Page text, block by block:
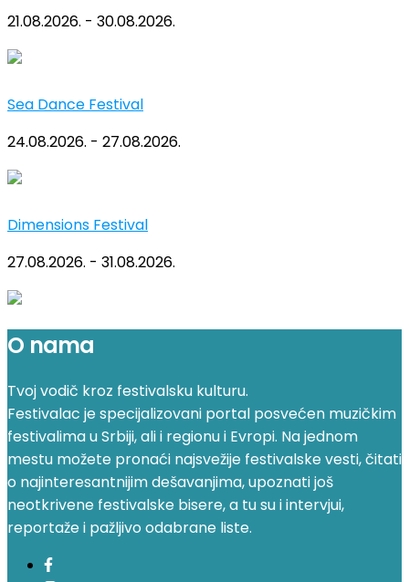
21.08.2026. - 30.08.2026.
Sea Dance Festival
24.08.2026. - 27.08.2026.
Dimensions Festival
27.08.2026. - 31.08.2026.
O nama
Tvoj vodič kroz festivalsku kulturu.
Festivalac je specijalizovani portal posvećen muzičkim
festivalima u Srbiji, ali i regionu i Evropi. Na jednom
mestu možete pronaći najsvežije festivalske vesti, čitati
o najinteresantnijim dešavanjima, upoznati još
neotkrivene festivalske bisere, a tu su i intervjui,
reportaže i pažljivo odabrane liste.